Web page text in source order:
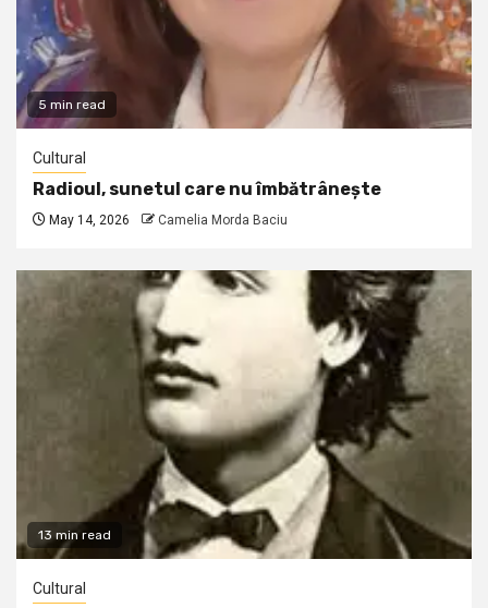
5 min read
Cultural
Radioul, sunetul care nu îmbătrânește
May 14, 2026 Camelia Morda Baciu
13 min read
Cultural